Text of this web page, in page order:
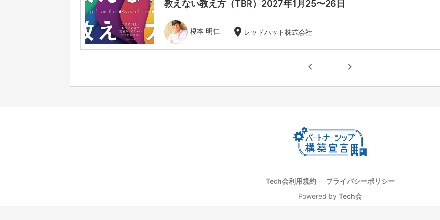
教えない教え方（TBR）2027年1月25〜26日
榎本 明仁 location_on レッドハット株式会社
chevron_left chevron_right
Tech会利用規約
プライバシーポリシー
Powered by Tech会